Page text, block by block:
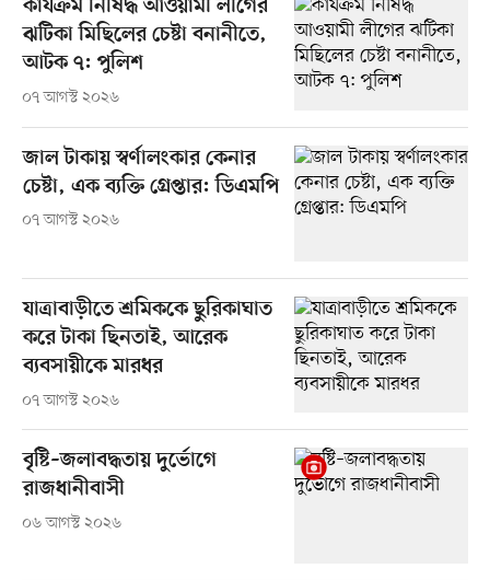
কার্যক্রম নিষিদ্ধ আওয়ামী লীগের
ঝটিকা মিছিলের চেষ্টা বনানীতে,
আটক ৭: পুলিশ
০৭ আগস্ট ২০২৬
জাল টাকায় স্বর্ণালংকার কেনার
চেষ্টা, এক ব্যক্তি গ্রেপ্তার: ডিএমপি
০৭ আগস্ট ২০২৬
যাত্রাবাড়ীতে শ্রমিককে ছুরিকাঘাত
করে টাকা ছিনতাই, আরেক
ব্যবসায়ীকে মারধর
০৭ আগস্ট ২০২৬
বৃষ্টি–জলাবদ্ধতায় দুর্ভোগে
রাজধানীবাসী
০৬ আগস্ট ২০২৬